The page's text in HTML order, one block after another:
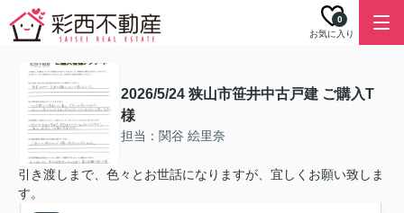
お気に入り
0
2026/5/24 狭山市笹井中古戸建 ご購入T
様
担当：関谷 絵里奈
引き渡しまで、色々とお世話になりますが、宜しくお願い致しま
す。